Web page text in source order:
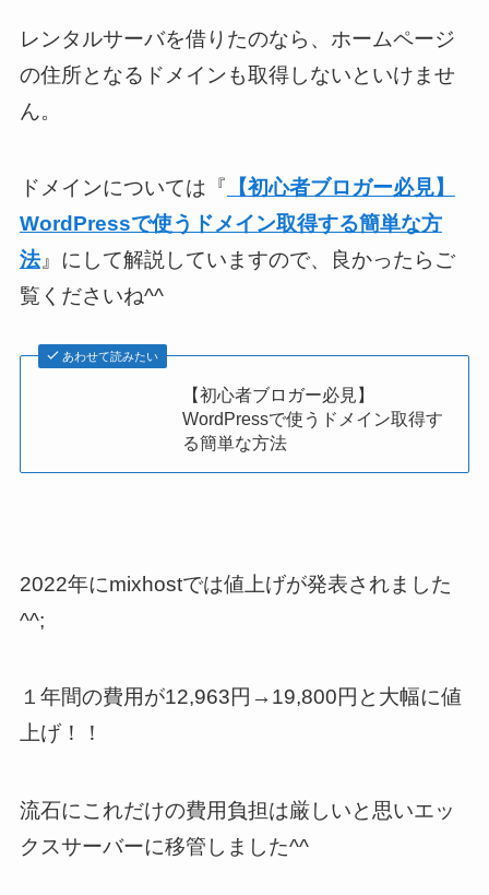
レンタルサーバを借りたのなら、ホームページ
の住所となるドメインも取得しないといけませ
ん。
ドメインについては『 【初心者ブロガー必見】
WordPressで使うドメイン取得する簡単な方
法』にして解説していますので、良かったらご
覧くださいね^^
あわせて読みたい
【初心者ブロガー必見】
WordPressで使うドメイン取得す
る簡単な方法
2022年にmixhostでは値上げが発表されました
^^;
１年間の費用が12,963円→19,800円 と大幅に値
上げ！！
流石にこれだけの費用負担は厳しいと思いエッ
クスサーバーに移管 しました^^